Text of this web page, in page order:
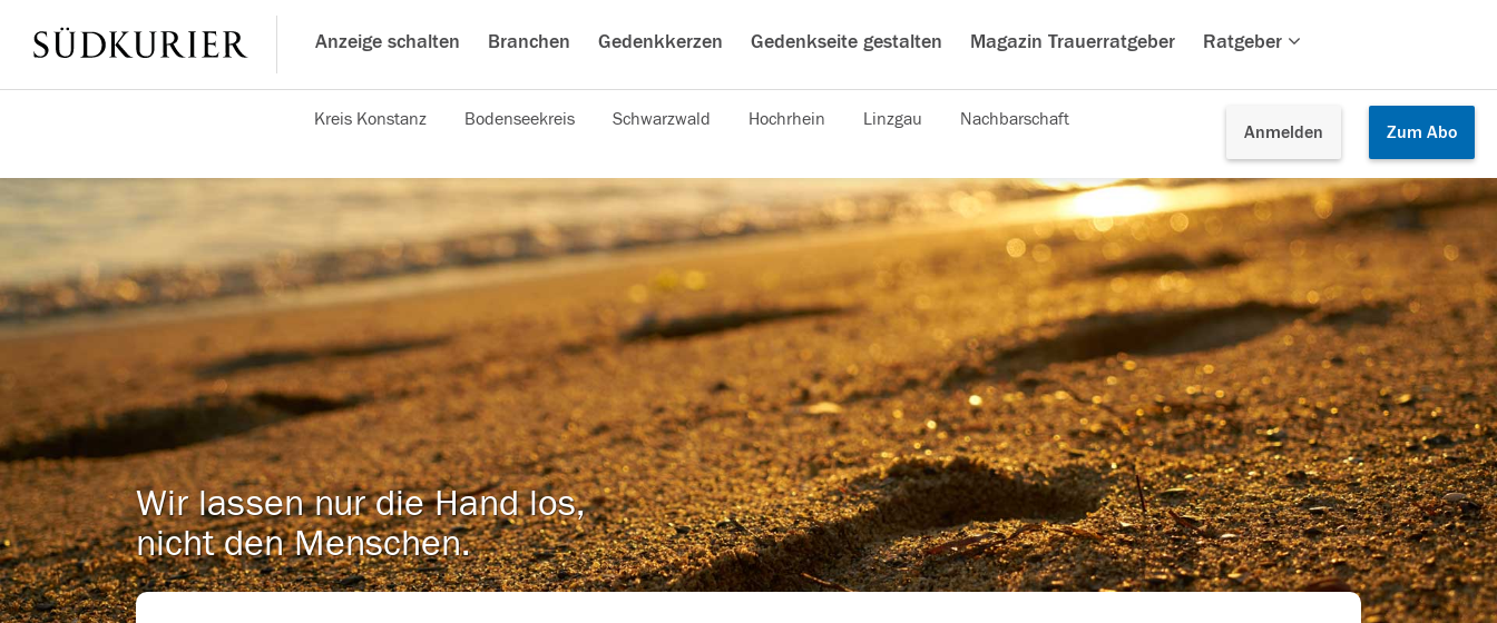
Anzeige schalten Branchen Gedenkkerzen Gedenkseite gestalten Magazin Trauerratgeber Ratgeber
Anmelden Zum Abo
Kreis Konstanz Bodenseekreis Schwarzwald Hochrhein Linzgau Nachbarschaft
Wir lassen nur die Hand los,
nicht den Menschen.